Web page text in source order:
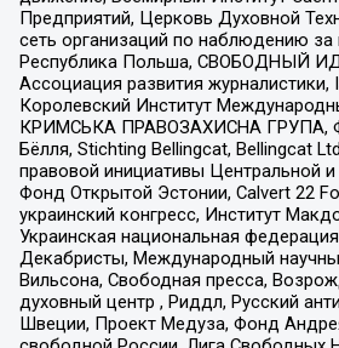
Предприятий, Церковь Духовной
сеть организаций по наблюдению
Республика Польша, СВОБОДНЫЙ
Ассоциация развития журналистики,
Королевский Институт
КРИМСЬКА ПРАВОЗАХИСНА ГРУПА,
Бёлля, Stichting Bellingcat, Bellingcat
правовой инициативы Центральной
Фонд Открытой Эстонии, Calvert 22
украинский конгресс, Институт
Украинская национальная
Декабристы, Международный
Вильсона, Свободная пресса,
духовный центр , Риддл, Русский
Швеции, Проект Медуза, Фонд